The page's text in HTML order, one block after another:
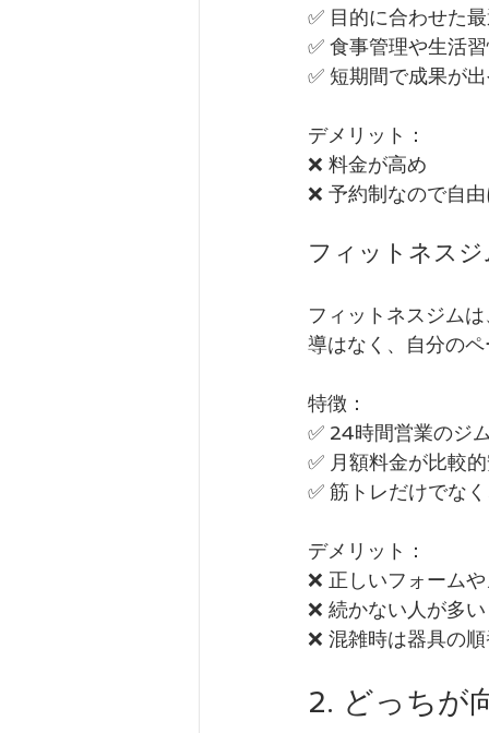
✅ 目的に合わせた
✅ 食事管理や生活
✅ 短期間で成果が
デメリット：
❌ 料金が高め
❌ 予約制なので自
フィットネス
フィットネスジム
導はなく、自分の
特徴：
✅ 24時間営業のジ
✅ 月額料金が比較
✅ 筋トレだけでな
デメリット：
❌ 正しいフォーム
❌ 続かない人が多
❌ 混雑時は器具の
2. どっちが